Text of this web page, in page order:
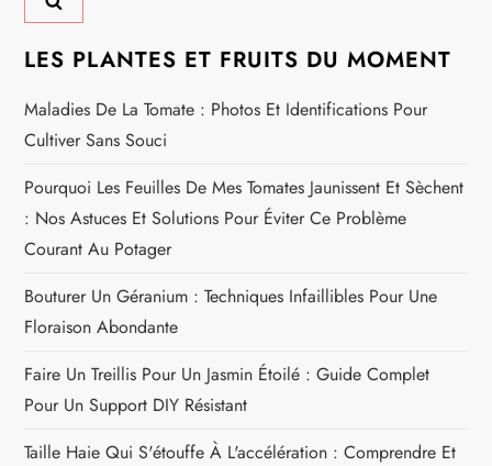
LES PLANTES ET FRUITS DU MOMENT
Maladies De La Tomate : Photos Et Identifications Pour
Cultiver Sans Souci
Pourquoi Les Feuilles De Mes Tomates Jaunissent Et Sèchent
: Nos Astuces Et Solutions Pour Éviter Ce Problème
Courant Au Potager
Bouturer Un Géranium : Techniques Infaillibles Pour Une
Floraison Abondante
Faire Un Treillis Pour Un Jasmin Étoilé : Guide Complet
Pour Un Support DIY Résistant
Taille Haie Qui S'étouffe À L'accélération : Comprendre Et